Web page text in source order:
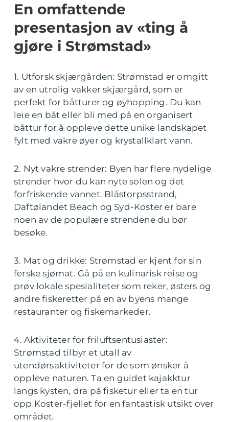
En omfattende
presentasjon av «ting å
gjøre i Strømstad»
1. Utforsk skjærgården: Strømstad er omgitt
av en utrolig vakker skjærgård, som er
perfekt for båtturer og øyhopping. Du kan
leie en båt eller bli med på en organisert
båttur for å oppleve dette unike landskapet
fylt med vakre øyer og krystallklart vann.
2. Nyt vakre strender: Byen har flere nydelige
strender hvor du kan nyte solen og det
forfriskende vannet. Blåstorpsstrand,
Daftølandet Beach og Syd-Koster er bare
noen av de populære strendene du bør
besøke.
3. Mat og drikke: Strømstad er kjent for sin
ferske sjømat. Gå på en kulinarisk reise og
prøv lokale spesialiteter som reker, østers og
andre fiskeretter på en av byens mange
restauranter og fiskemarkeder.
4. Aktiviteter for friluftsentusiaster:
Strømstad tilbyr et utall av
utendørsaktiviteter for de som ønsker å
oppleve naturen. Ta en guidet kajakktur
langs kysten, dra på fisketur eller ta en tur
opp Koster-fjellet for en fantastisk utsikt over
området.